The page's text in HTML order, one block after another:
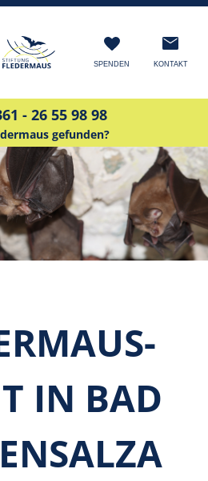
SPENDEN KONTAKT
- 26 55 98 98
gefunden?
IN BAD